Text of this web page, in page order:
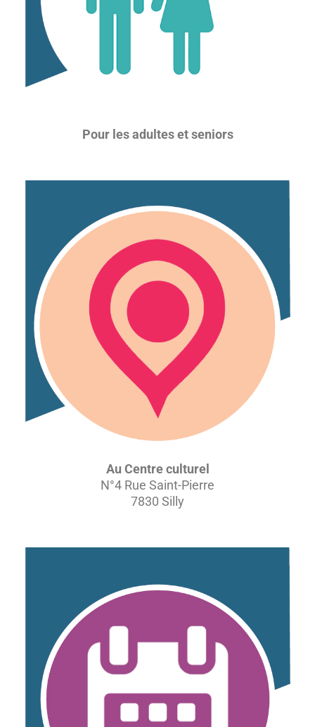
Pour les adultes et seniors
Au Centre culturel
N°4 Rue Saint-Pierre
7830 Silly